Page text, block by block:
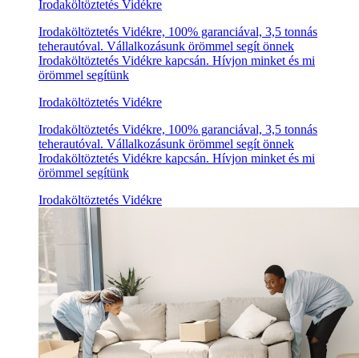
Irodaköltöztetés Vidékre
Irodaköltöztetés Vidékre, 100% garanciával, 3,5 tonnás
teherautóval. Vállalkozásunk örömmel segít önnek
Irodaköltöztetés Vidékre kapcsán. Hívjon minket és mi
örömmel segítünk
Irodaköltöztetés Vidékre
Irodaköltöztetés Vidékre, 100% garanciával, 3,5 tonnás
teherautóval. Vállalkozásunk örömmel segít önnek
Irodaköltöztetés Vidékre kapcsán. Hívjon minket és mi
örömmel segítünk
Irodaköltöztetés Vidékre